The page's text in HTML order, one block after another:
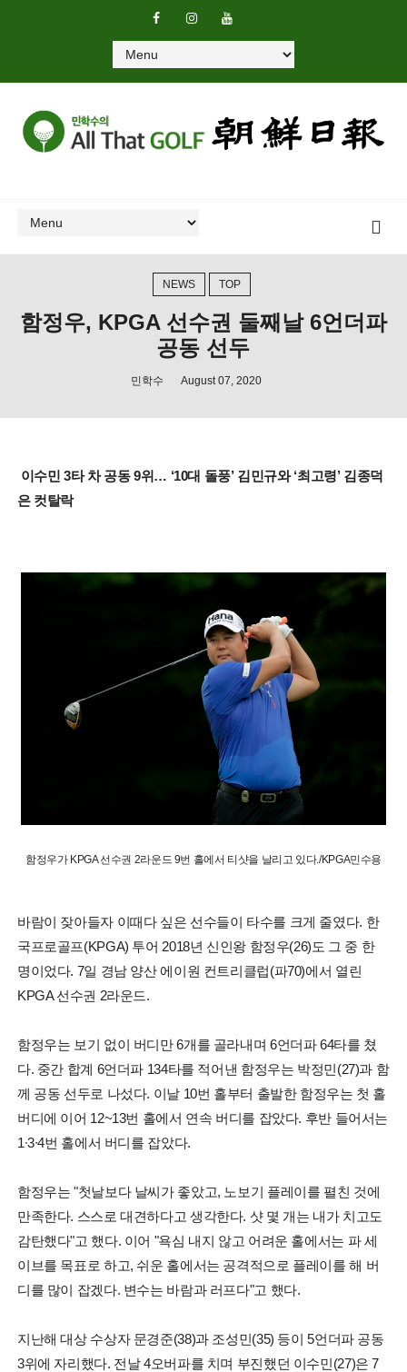
NEWS TOP
함정우, KPGA 선수권 둘째날 6언더파
공동 선두
민학수 August 07, 2020
이수민 3타 차 공동 9위… ‘10대 돌풍’ 김민규와 ‘최고령’ 김종덕
은 컷탈락
함정우가 KPGA 선수권 2라운드 9번 홀에서 티샷을 날리고 있다./KPGA민수용
바람이 잦아들자 이때다 싶은 선수들이 타수를 크게 줄였다. 한
국프로골프(KPGA) 투어 2018년 신인왕 함정우(26)도 그 중 한
명이었다. 7일 경남 양산 에이원 컨트리클럽(파70)에서 열린
KPGA 선수권 2라운드.
함정우는 보기 없이 버디만 6개를 골라내며 6언더파 64타를 쳤
다. 중간 합계 6언더파 134타를 적어낸 함정우는 박정민(27)과 함
께 공동 선두로 나섰다. 이날 10번 홀부터 출발한 함정우는 첫 홀
버디에 이어 12~13번 홀에서 연속 버디를 잡았다. 후반 들어서는
1∙3∙4번 홀에서 버디를 잡았다.
함정우는 "첫날보다 날씨가 좋았고, 노보기 플레이를 펼친 것에
만족한다. 스스로 대견하다고 생각한다. 샷 몇 개는 내가 치고도
감탄했다"고 했다. 이어 "욕심 내지 않고 어려운 홀에서는 파 세
이브를 목표로 하고, 쉬운 홀에서는 공격적으로 플레이를 해 버
디를 많이 잡겠다. 변수는 바람과 러프다"고 했다.
지난해 대상 수상자 문경준(38)과 조성민(35) 등이 5언더파 공동
3위에 자리했다. 전날 4오버파를 치며 부진했던 이수민(27)은 7